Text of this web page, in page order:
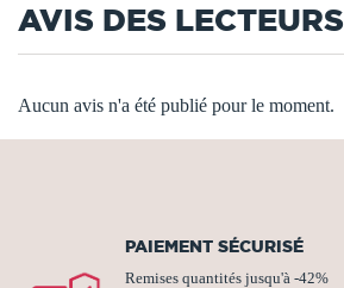
AVIS DES LECTEURS
Aucun avis n'a été publié pour le moment.
PAIEMENT SÉCURISÉ
Remises quantités jusqu'à -42%